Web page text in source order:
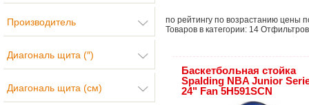
Производитель
Диагональ щита (″)
Диагональ щита (см)
по рейтингу по возрастанию цены
Товаров в категории: 14
Баскетбольная стойка
Spalding NBA Junior
24" Fan 5H591SCN